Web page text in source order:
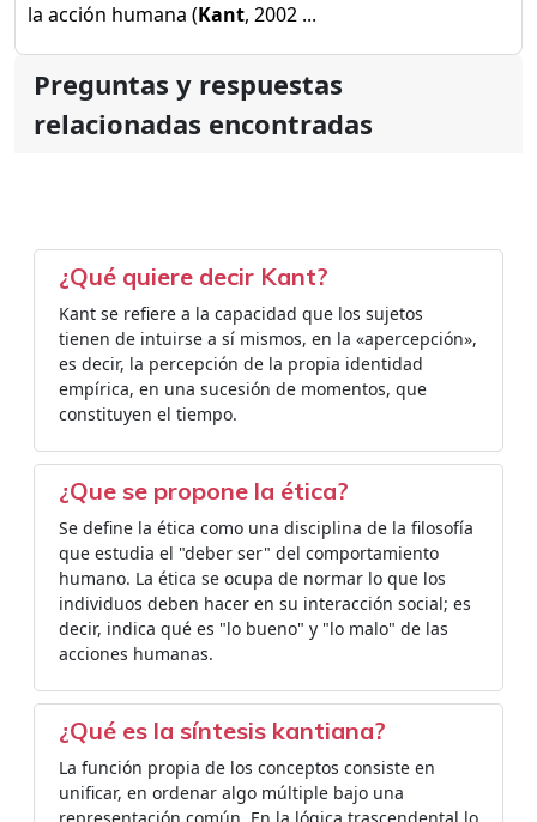
la acción humana (Kant, 2002 ...
Preguntas y respuestas
relacionadas encontradas
¿Qué quiere decir Kant?
Kant se refiere a la capacidad que los sujetos
tienen de intuirse a sí mismos, en la «apercepción»,
es decir, la percepción de la propia identidad
empírica, en una sucesión de momentos, que
constituyen el tiempo.
¿Que se propone la ética?
Se define la ética como una disciplina de la filosofía
que estudia el "deber ser" del comportamiento
humano. La ética se ocupa de normar lo que los
individuos deben hacer en su interacción social; es
decir, indica qué es "lo bueno" y "lo malo" de las
acciones humanas.
¿Qué es la síntesis kantiana?
La función propia de los conceptos consiste en
unificar, en ordenar algo múltiple bajo una